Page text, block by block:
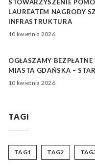
STOWARZYSZENIE
LAUREATEM NAGRODY
INFRASTRUKTURA
10 kwietnia 2026
OGŁASZAMY
MIASTA GDAŃSKA –
10 kwietnia 2026
TAGI
TAG1 TAG2